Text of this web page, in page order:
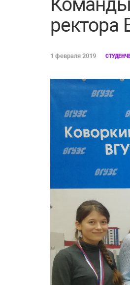
ректора
1 февраля 2019